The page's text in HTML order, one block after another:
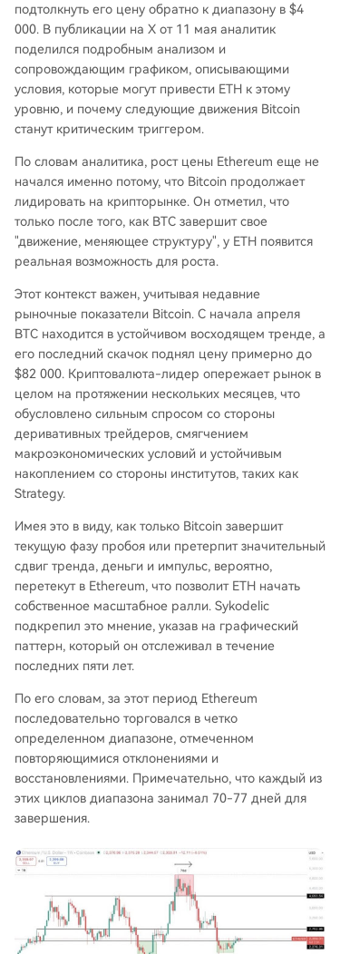
подтолкнуть его цену обратно к диапазону в $4
000. В публикации на X от 11 мая аналитик
поделился подробным анализом и
сопровождающим графиком, описывающими
условия, которые могут привести ETH к этому
уровню, и почему следующие движения Bitcoin
станут критическим триггером.
По словам аналитика, рост цены Ethereum еще не
начался именно потому, что Bitcoin продолжает
лидировать на крипторынке. Он отметил, что
только после того, как BTC завершит свое
"движение, меняющее структуру", у ETH появится
реальная возможность для роста.
Этот контекст важен, учитывая недавние
рыночные показатели Bitcoin. С начала апреля
BTC находится в устойчивом восходящем тренде, а
его последний скачок поднял цену примерно до
$82 000. Криптовалюта-лидер опережает рынок в
целом на протяжении нескольких месяцев, что
обусловлено сильным спросом со стороны
деривативных трейдеров, смягчением
макроэкономических условий и устойчивым
накоплением со стороны институтов, таких как
Strategy.
Имея это в виду, как только Bitcoin завершит
текущую фазу пробоя или претерпит значительный
сдвиг тренда, деньги и импульс, вероятно,
перетекут в Ethereum, что позволит ETH начать
собственное масштабное ралли. Sykodelic
подкрепил это мнение, указав на графический
паттерн, который он отслеживал в течение
последних пяти лет.
По его словам, за этот период Ethereum
последовательно торговался в четко
определенном диапазоне, отмеченном
повторяющимися отклонениями и
восстановлениями. Примечательно, что каждый из
этих циклов диапазона занимал 70-77 дней для
завершения.